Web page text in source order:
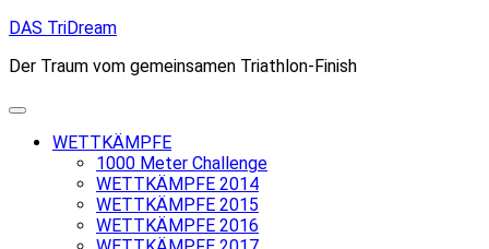
Skip
content
DAS TriDream
Der Traum vom gemeinsamen Triathlon-Finish
WETTKÄMPFE
1000 Meter Challenge
WETTKÄMPFE 2014
WETTKÄMPFE 2015
WETTKÄMPFE 2016